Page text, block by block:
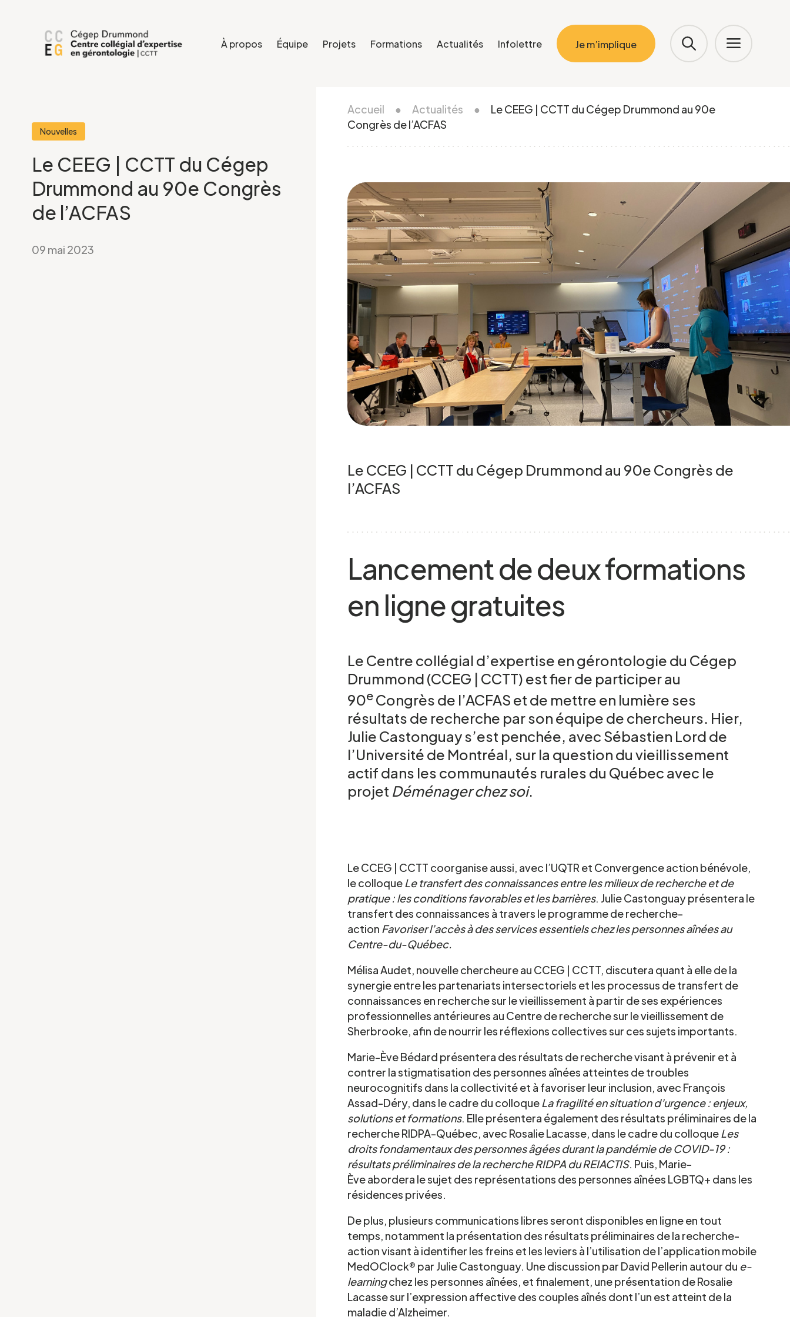
À propos Équipe Projets Formations Actualités Infolettre Je m’implique
Accueil ● Actualités ●
Le CEEG | CCTT du Cégep Drummond au 90e
Congrès de l’ACFAS
Le CCEG | CCTT du Cégep Drummond au 90e Congrès de
l’ACFAS
Lancement de deux formations
en ligne gratuites
Le Centre collégial d’expertise en gérontologie du Cégep
Drummond (CCEG | CCTT) est fier de participer au
90e Congrès de l’ACFAS et de mettre en lumière ses
résultats de recherche par son équipe de chercheurs. Hier,
Julie Castonguay s’est penchée, avec Sébastien Lord de
l’Université de Montréal, sur la question du vieillissement
actif dans les communautés rurales du Québec avec le
projet Déménager chez soi.
Le CCEG | CCTT coorganise aussi, avec l’UQTR et Convergence action bénévole,
le colloque Le transfert des connaissances entre les milieux de recherche et de
pratique : les conditions favorables et les barrières. Julie Castonguay présentera le
transfert des connaissances à travers le programme de recherche-
action Favoriser l’accès à des services essentiels chez les personnes aînées au
Centre-du-Québec.
Mélisa Audet, nouvelle chercheure au CCEG | CCTT, discutera quant à elle de la
synergie entre les partenariats intersectoriels et les processus de transfert de
connaissances en recherche sur le vieillissement à partir de ses expériences
professionnelles antérieures au Centre de recherche sur le vieillissement de
Sherbrooke, afin de nourrir les réflexions collectives sur ces sujets importants.
Marie-Ève Bédard présentera des résultats de recherche visant à prévenir et à
contrer la stigmatisation des personnes aînées atteintes de troubles
neurocognitifs dans la collectivité et à favoriser leur inclusion, avec François
Assad-Déry, dans le cadre du colloque La fragilité en situation d’urgence : enjeux,
solutions et formations. Elle présentera également des résultats préliminaires de la
recherche RIDPA-Québec, avec Rosalie Lacasse, dans le cadre du colloque Les
droits fondamentaux des personnes âgées durant la pandémie de COVID-19 :
résultats préliminaires de la recherche RIDPA du REIACTIS. Puis, Marie-
Ève abordera le sujet des représentations des personnes aînées LGBTQ+ dans les
résidences privées.
De plus, plusieurs communications libres seront disponibles en ligne en tout
temps, notamment la présentation des résultats préliminaires de la recherche-
action visant à identifier les freins et les leviers à l’utilisation de l’application mobile
MedOClock® par Julie Castonguay. Une discussion par David Pellerin autour du e-
learningchez les personnes aînées, et finalement, une présentation de Rosalie
Lacasse sur l’expression affective des couples aînés dont l’un est atteint de la
maladie d’Alzheimer.
Nouvelles
Le CEEG | CCTT du Cégep
Drummond au 90e Congrès
de l’ACFAS
09 mai 2023
Formulaire d'intérêt
Le CCEG et ses partenaires sont régulièrement à la recherche de gens pour participer à
ses projets, études, sondages, essais. Écrivez-nous ci-dessous pour nous faire
Prénom*